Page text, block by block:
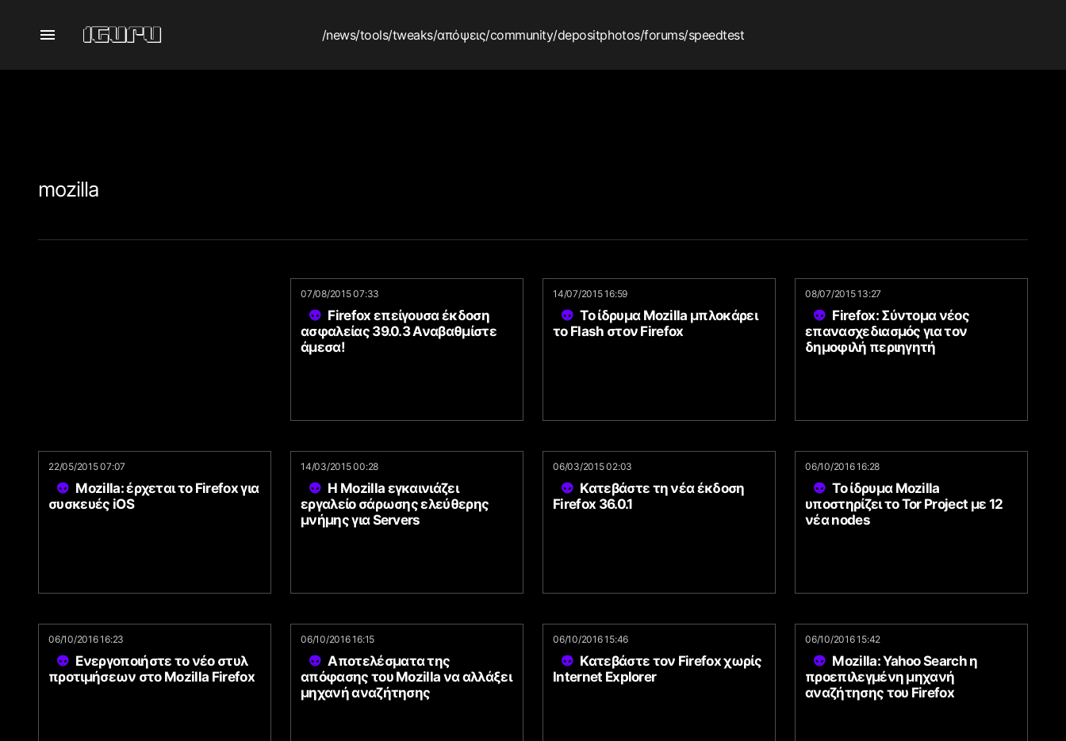
/news/tools/tweaks/απόψεις/community/depositphotos/forums/speedtest
mozilla
07/08/2015 07:33
Firefox επείγουσα έκδοση
ασφαλείας 39.0.3 Αναβαθμίστε
άμεσα!
14/07/2015 16:59
Το ίδρυμα Mozilla μπλοκάρει
το Flash στον Firefox
08/07/2015 13:27
Firefox: Σύντομα νέος
επανασχεδιασμός για τον
δημοφιλή περιηγητή
22/05/2015 07:07
Mozilla: έρχεται το Firefox για
συσκευές iOS
14/03/2015 00:28
H Mozilla εγκαινιάζει
εργαλείο σάρωσης ελεύθερης
μνήμης για Servers
06/03/2015 02:03
Κατεβάστε τη νέα έκδοση
Firefox 36.0.1
06/10/2016 16:28
Το ίδρυμα Mozilla
υποστηρίζει το Tor Project με 12
νέα nodes
06/10/2016 16:23
Ενεργοποιήστε το νέο στυλ
προτιμήσεων στο Mozilla Firefox
06/10/2016 16:15
Αποτελέσματα της
απόφασης του Mozilla να αλλάξει
μηχανή αναζήτησης
06/10/2016 15:46
Κατεβάστε τον Firefox χωρίς
Internet Explorer
06/10/2016 15:42
Mozilla: Yahoo Search η
προεπιλεγμένη μηχανή
αναζήτησης του Firefox